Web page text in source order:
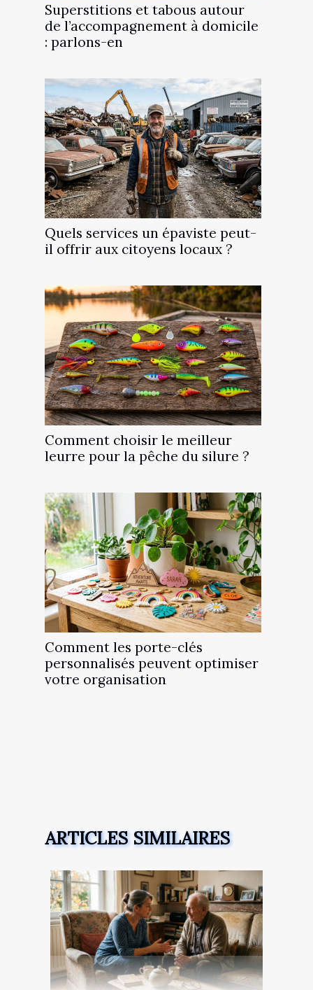
Superstitions et tabous autour
de l’accompagnement à domicile
: parlons-en
Quels services un épaviste peut-
il offrir aux citoyens locaux ?
Comment choisir le meilleur
leurre pour la pêche du silure ?
Comment les porte-clés
personnalisés peuvent optimiser
votre organisation
ARTICLES SIMILAIRES